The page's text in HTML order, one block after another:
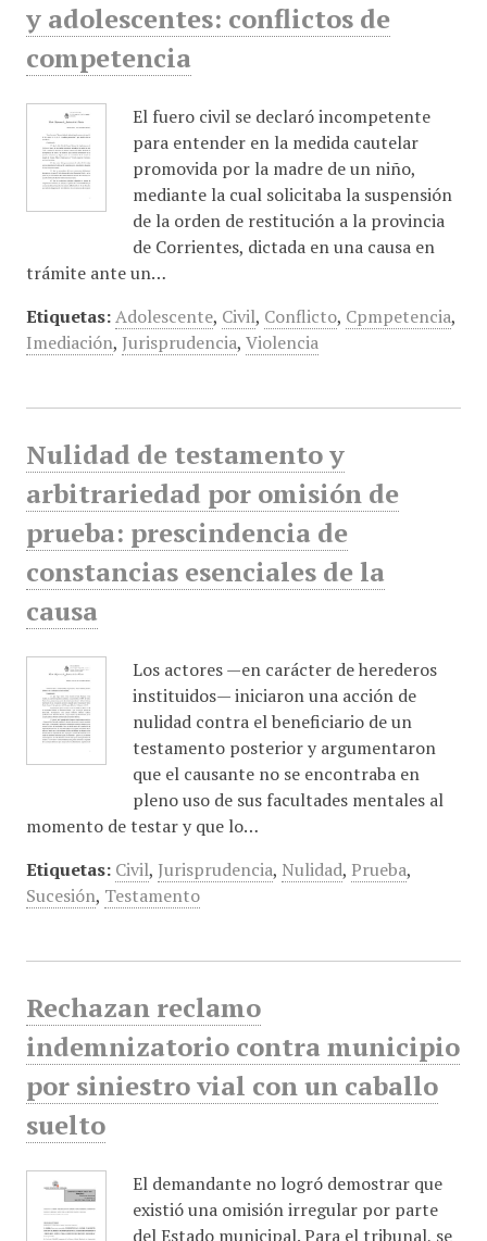
y adolescentes: conflictos de
competencia
El fuero civil se declaró incompetente
para entender en la medida cautelar
promovida por la madre de un niño,
mediante la cual solicitaba la suspensión
de la orden de restitución a la provincia
de Corrientes, dictada en una causa en
trámite ante un…
Etiquetas: Adolescente, Civil, Conflicto, Cpmpetencia,
Imediación, Jurisprudencia, Violencia
Nulidad de testamento y
arbitrariedad por omisión de
prueba: prescindencia de
constancias esenciales de la
causa
Los actores —en carácter de herederos
instituidos— iniciaron una acción de
nulidad contra el beneficiario de un
testamento posterior y argumentaron
que el causante no se encontraba en
pleno uso de sus facultades mentales al
momento de testar y que lo…
Etiquetas: Civil, Jurisprudencia, Nulidad, Prueba,
Sucesión, Testamento
Rechazan reclamo
indemnizatorio contra municipio
por siniestro vial con un caballo
suelto
El demandante no logró demostrar que
existió una omisión irregular por parte
del Estado municipal. Para el tribunal, se